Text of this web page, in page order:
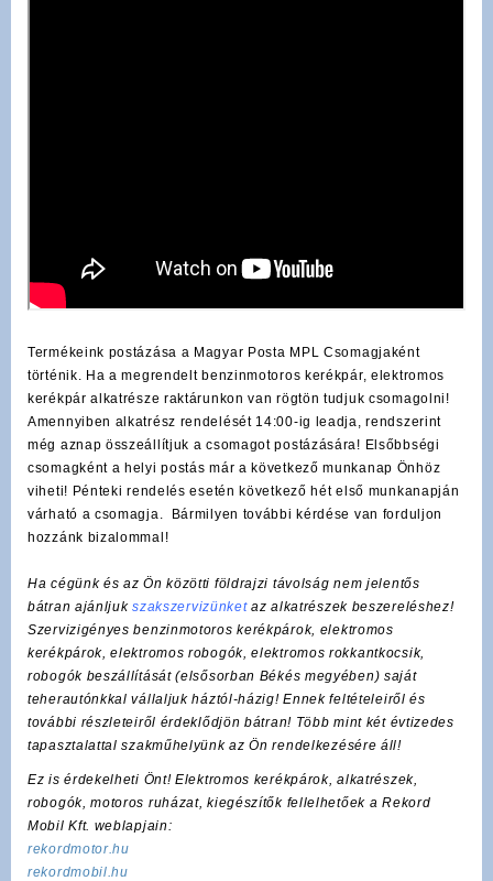
Termékeink postázása a Magyar Posta MPL Csomagjaként
történik. Ha a megrendelt benzinmotoros kerékpár, elektromos
kerékpár alkatrésze raktárunkon van rögtön tudjuk csomagolni!
Amennyiben alkatrész rendelését 14:00-ig leadja, rendszerint
még aznap összeállítjuk a csomagot postázására! Elsőbbségi
csomagként a helyi postás már a következő munkanap Önhöz
viheti! Pénteki rendelés esetén következő hét első munkanapján
várható a csomagja. Bármilyen további kérdése van forduljon
hozzánk bizalommal!
Ha cégünk és az Ön közötti földrajzi távolság nem jelentős
bátran ajánljukszakszervizünket az alkatrészek beszereléshez!
Szervizigényes benzinmotoros kerékpárok, elektromos
kerékpárok, elektromos robogók, elektromos rokkantkocsik,
robogók beszállítását (elsősorban Békés megyében) saját
teherautónkkal vállaljuk háztól-házig! Ennek feltételeiről és
további részleteiről érdeklődjön bátran! Több mint két évtizedes
tapasztalattal szakműhelyünk az Ön rendelkezésére áll!
Ez is érdekelheti Önt! Elektromos kerékpárok, alkatrészek,
robogók, motoros ruházat, kiegészítők fellelhetőek a Rekord
Mobil Kft. weblapjain:
rekordmotor.hu
rekordmobil.hu